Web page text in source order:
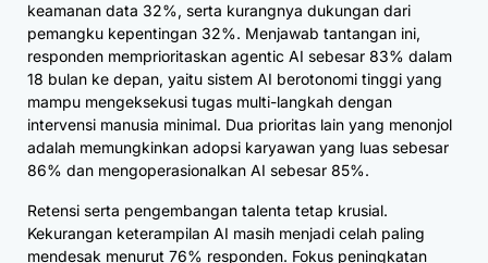
keamanan data 32%, serta kurangnya dukungan dari
pemangku kepentingan 32%. Menjawab tantangan ini,
responden memprioritaskan agentic AI sebesar 83% dalam
18 bulan ke depan, yaitu sistem AI berotonomi tinggi yang
mampu mengeksekusi tugas multi-langkah dengan
intervensi manusia minimal. Dua prioritas lain yang menonjol
adalah memungkinkan adopsi karyawan yang luas sebesar
86% dan mengoperasionalkan AI sebesar 85%.
Retensi serta pengembangan talenta tetap krusial.
Kekurangan keterampilan AI masih menjadi celah paling
mendesak menurut 76% responden. Fokus peningkatan